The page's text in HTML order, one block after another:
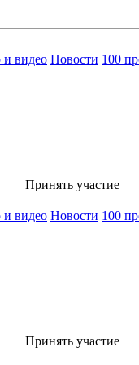
видео Новости 100
Принять участие
видео Новости 100
Принять участие